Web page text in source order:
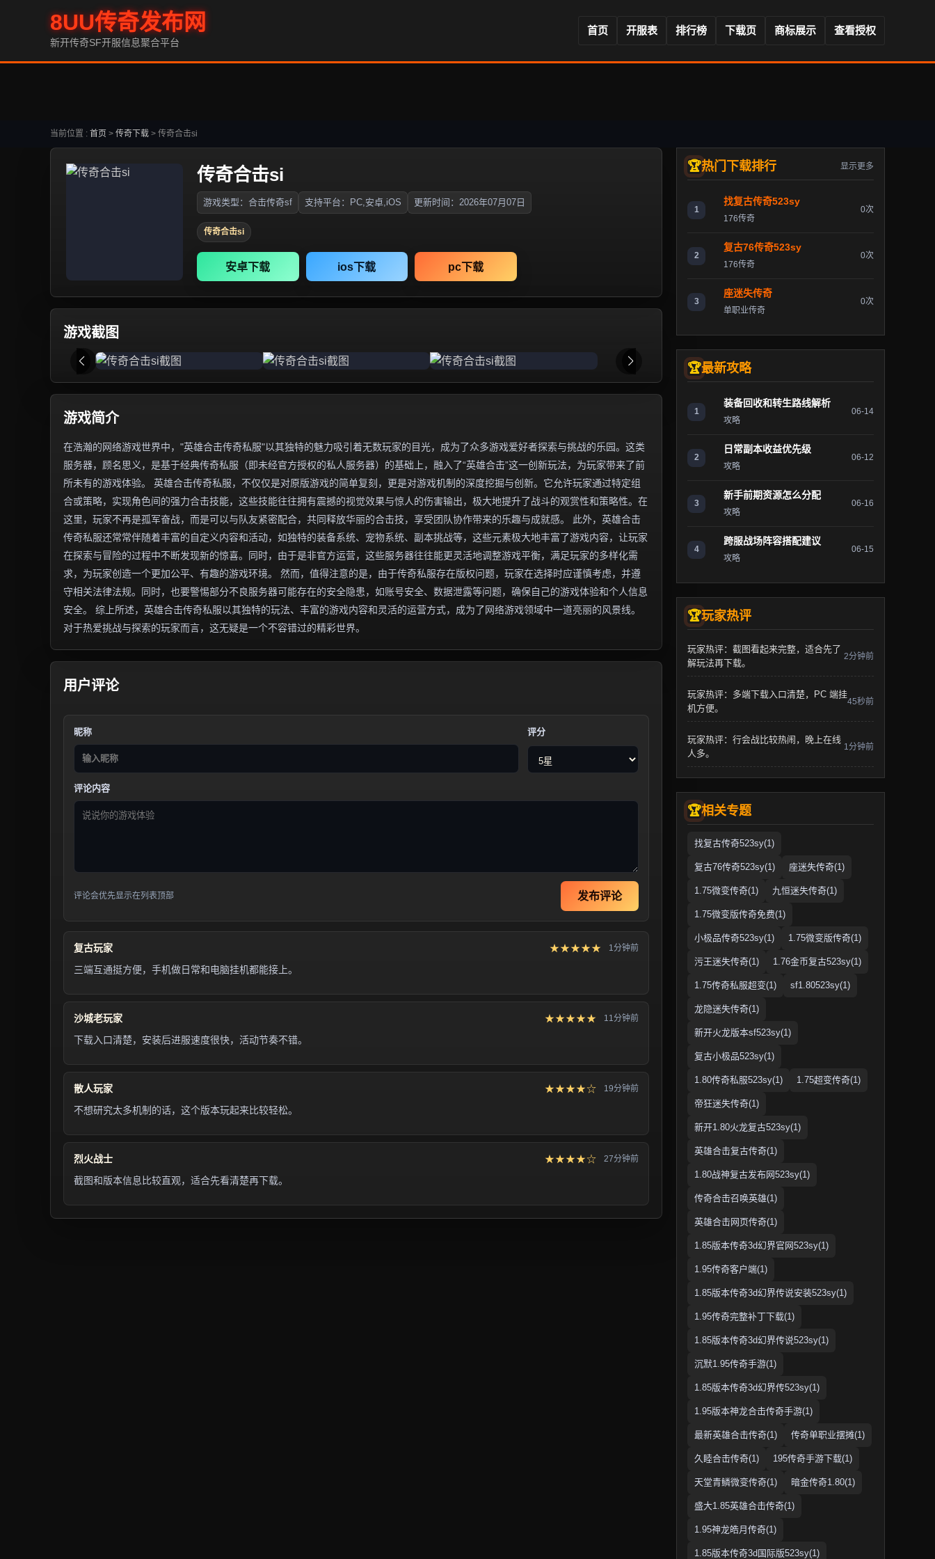
8UU传奇发布网
新开传奇SF开服信息聚合平台
首页 开服表 排行榜 下载页 商标展示 查看授权
当前位置 : 首页 > 传奇下载 > 传奇合击si
传奇合击si
游戏类型：合击传奇sf 支持平台：PC,安卓,iOS 更新时间：2026年07月07日
传奇合击si
安卓下载 ios下载 pc下载
游戏截图
游戏简介
在浩瀚的网络游戏世界中，"英雄合击传奇私服"以其独特的魅力吸引着无数玩家的目光，成为了众多游戏爱好者探索与挑战的乐园。这类
服务器，顾名思义，是基于经典传奇私服（即未经官方授权的私人服务器）的基础上，融入了“英雄合击”这一创新玩法，为玩家带来了前
所未有的游戏体验。 英雄合击传奇私服，不仅仅是对原版游戏的简单复刻，更是对游戏机制的深度挖掘与创新。它允许玩家通过特定组
合或策略，实现角色间的强力合击技能，这些技能往往拥有震撼的视觉效果与惊人的伤害输出，极大地提升了战斗的观赏性和策略性。在
这里，玩家不再是孤军奋战，而是可以与队友紧密配合，共同释放华丽的合击技，享受团队协作带来的乐趣与成就感。 此外，英雄合击
传奇私服还常常伴随着丰富的自定义内容和活动，如独特的装备系统、宠物系统、副本挑战等，这些元素极大地丰富了游戏内容，让玩家
在探索与冒险的过程中不断发现新的惊喜。同时，由于是非官方运营，这些服务器往往能更灵活地调整游戏平衡，满足玩家的多样化需
求，为玩家创造一个更加公平、有趣的游戏环境。 然而，值得注意的是，由于传奇私服存在版权问题，玩家在选择时应谨慎考虑，并遵
守相关法律法规。同时，也要警惕部分不良服务器可能存在的安全隐患，如账号安全、数据泄露等问题，确保自己的游戏体验和个人信息
安全。 综上所述，英雄合击传奇私服以其独特的玩法、丰富的游戏内容和灵活的运营方式，成为了网络游戏领域中一道亮丽的风景线。
对于热爱挑战与探索的玩家而言，这无疑是一个不容错过的精彩世界。
用户评论
昵称 评分
评论内容
评论会优先显示在列表顶部 发布评论
复古玩家 ★★★★★ 1分钟前
三端互通挺方便，手机做日常和电脑挂机都能接上。
沙城老玩家 ★★★★★ 11分钟前
下载入口清楚，安装后进服速度很快，活动节奏不错。
散人玩家 ★★★★☆ 19分钟前
不想研究太多机制的话，这个版本玩起来比较轻松。
烈火战士 ★★★★☆ 27分钟前
截图和版本信息比较直观，适合先看清楚再下载。
热门下载排行 显示更多
1
找复古传奇523sy
176传奇
0次
2
复古76传奇523sy
176传奇
0次
3
座迷失传奇
单职业传奇
0次
最新攻略
1
装备回收和转生路线解析
攻略
06-14
2
日常副本收益优先级
攻略
06-12
3
新手前期资源怎么分配
攻略
06-16
4
跨服战场阵容搭配建议
攻略
06-15
玩家热评
玩家热评：截图看起来完整，适合先了
解玩法再下载。
2分钟前
玩家热评：多端下载入口清楚，PC 端挂
机方便。
45秒前
玩家热评：行会战比较热闹，晚上在线
人多。
1分钟前
相关专题
找复古传奇523sy(1)
复古76传奇523sy(1) 座迷失传奇(1)
1.75微变传奇(1) 九恒迷失传奇(1)
1.75微变版传奇免费(1)
小极品传奇523sy(1) 1.75微变版传奇(1)
污王迷失传奇(1) 1.76金币复古523sy(1)
1.75传奇私服超变(1) sf1.80523sy(1)
龙隐迷失传奇(1)
新开火龙版本sf523sy(1)
复古小极品523sy(1)
1.80传奇私服523sy(1) 1.75超变传奇(1)
帝狂迷失传奇(1)
新开1.80火龙复古523sy(1)
英雄合击复古传奇(1)
1.80战神复古发布网523sy(1)
传奇合击召唤英雄(1)
英雄合击网页传奇(1)
1.85版本传奇3d幻界官网523sy(1)
1.95传奇客户端(1)
1.85版本传奇3d幻界传说安装523sy(1)
1.95传奇完整补丁下载(1)
1.85版本传奇3d幻界传说523sy(1)
沉默1.95传奇手游(1)
1.85版本传奇3d幻界传523sy(1)
1.95版本神龙合击传奇手游(1)
最新英雄合击传奇(1) 传奇单职业摆摊(1)
久睦合击传奇(1) 195传奇手游下载(1)
天堂青鳞微变传奇(1) 暗金传奇1.80(1)
盛大1.85英雄合击传奇(1)
1.95神龙皓月传奇(1)
1.85版本传奇3d国际版523sy(1)